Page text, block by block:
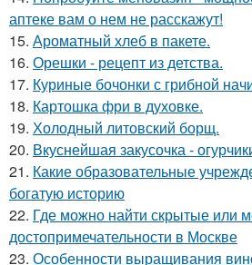
аптеке вам о нем не расскажут!
15. Ароматный хлеб в пакете.
16. Орешки - рецепт из детства.
17. Куриные бочонки с грибной
18. Картошка фри в духовке.
19. Холодный литовский борщ.
20. Вкуснейшая закусочка -
21. Какие образовательные
богатую историю
22. Где можно найти скрытые или
достопримечательности в Москве
23. Особенности выращивания